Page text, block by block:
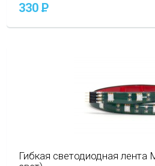
330P
Гибкая светодиодная лента